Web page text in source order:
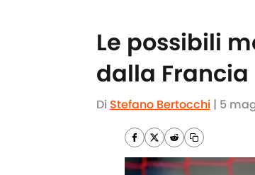
Le possibili
dalla Francia
Di Stefano Bertocchi | 5